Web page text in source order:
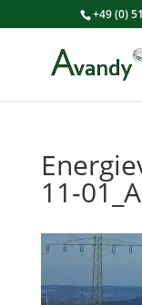
+49 (0)
11-